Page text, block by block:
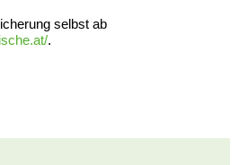
selbst ab
.